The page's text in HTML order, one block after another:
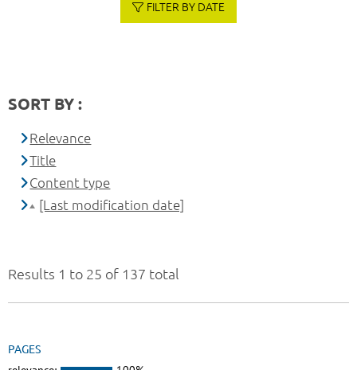
Results 1 to 25 of 137 total
PAGES
FILTER BY DATE
SORT BY :
Relevance
Title
Content type
[Last modification date]